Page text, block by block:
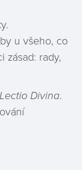
u všeho, co
zásad: rady,
Lectio Divina.